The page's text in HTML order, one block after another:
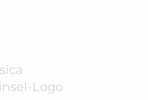
Logo